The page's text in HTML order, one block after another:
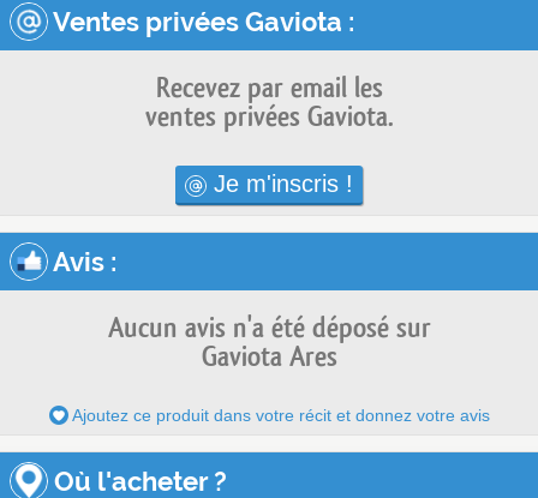
Ventes privées Gaviota :
Recevez par email les
ventes privées Gaviota.
Je m'inscris !
Avis :
Aucun avis n'a été déposé sur
Gaviota Ares
Ajoutez ce produit dans votre récit et donnez votre avis
Où l'acheter ?